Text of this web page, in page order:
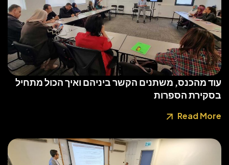
עוד מהכנס, משתנים הקשר ביניהם ואיך הכול מתחיל
בסקירת הספרות
Read More